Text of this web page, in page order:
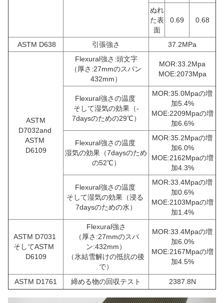
ぬれ
た表
面
0.69 0.68
ASTM D638 引張強さ 37.2MPa
ASTM
D7032and
ASTM
D6109
Flexural強さ:頭文字
（厚さ:27mmのスパン
432mm）
MOR:33.2Mpa
MOE:2073Mpa
Flexural強さの温度
そして湿気の効果（-
7daysのための29℃）
MOR:35.0Mpaの増
加5.4%
MOE:2209Mpaの増
加6.6%
Flexural強さの温度
湿気の効果（7daysのため
の52℃）
MOR:35.2Mpaの増
加6.0%
MOE:2162Mpaの増
加4.3%
Flexural強さの温度
そして湿気の効果（浸る
7daysのための水）
MOR:33.4Mpaの増
加0.6%
MOE:2103Mpaの増
加1.4%
ASTM D7031
そしてASTM
D6109
Flexural強さ
（厚さ:27mmのスパ
ン:432mm）
（氷結雪解けの抵抗の後
で）
MOR:33.4Mpaの増
加6.0%
MOE:2167Mpaの増
加4.5%
ASTM D1761 締める物の回収テスト 2387.8N